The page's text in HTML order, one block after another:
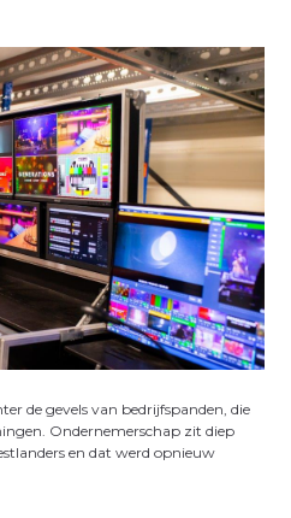
de gevels van bedrijfspanden, die
Ondernemerschap zit diep
en dat werd opnieuw